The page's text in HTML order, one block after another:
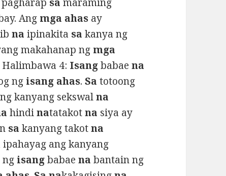
Ang mga ahas ay
na ipinakita sa kanya ng
makahanap ng mga
4: Isangbabaena
ng isang ahas.Sa totoong
kanyang sekswalna
hindinatatakotna siya ay
sa kanyang takotna
ipahayag ang kanyang
ng isangbabaena bantain ng